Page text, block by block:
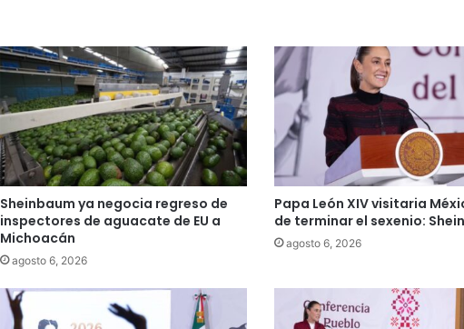
Sheinbaum ya negocia regreso de
inspectores de aguacate de EU a
Michoacán
agosto 6, 2026
Papa León XIV visitaria
de terminar el sexenio:
agosto 6, 2026